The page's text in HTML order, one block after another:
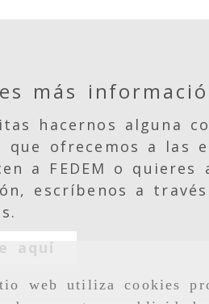
web utiliza cookies
más
hacernos alguna
que ofrecemos a las
a FEDEM o quieres
escríbenos a
aquí